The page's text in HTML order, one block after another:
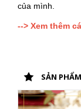
của mình.
--> Xem thêm
SẢN